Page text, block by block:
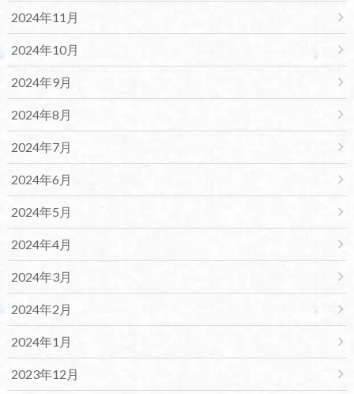
2024年11月
2024年10月
2024年9月
2024年8月
2024年7月
2024年6月
2024年5月
2024年4月
2024年3月
2024年2月
2024年1月
2023年12月